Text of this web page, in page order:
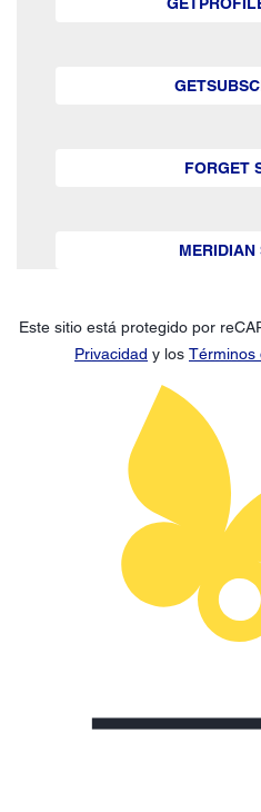
FORGET
MERIDIAN
Este sitio está protegido por
Privacidad y los Términos